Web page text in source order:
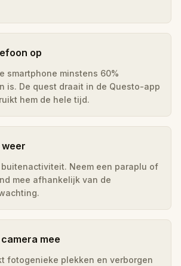
op
smartphone minstens 60%
is. De quest draait in de Questo-app
hem de hele tijd.
buitenactiviteit. Neem een paraplu of
mee afhankelijk van de
mee
fotogenieke plekken en verborgen